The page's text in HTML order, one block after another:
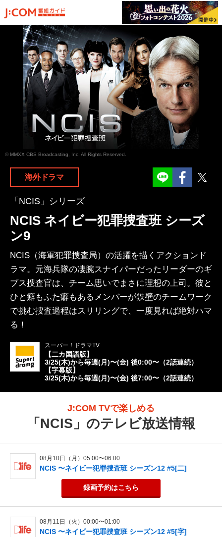
© MMXX CBS Broadcasting, Inc. All Rights Reserved.
海外ドラマ
「NCIS」シリーズ
NCIS ネイビー犯罪捜査班 シーズ
ン9
NCIS（海軍犯罪捜査局）の活躍を描くアクションド
ラマ。元海兵隊の凄腕スナイパーだったリーダーのギ
ブス捜査官は、チーム思いでまさに理想の上司。彼と
ひと癖もふた癖もあるメンバーが鉄壁のチームワーク
で挑む捜査過程はスリリングで、一度見れば絶対ハマ
る！
スーパー！ドラマTV
【二カ国語版】
3/25(木)から毎週(月)〜(金) 後0:00〜（2話連続）
【字幕版】
3/25(木)から毎週(月)〜(金) 後7:00〜（2話連続）
J:COM TVで楽しめる
「 NCIS 」のテレビ放送情報
08月10日（月）05:00〜06:00
NCIS 〜ネイビー犯罪捜査班 シーズン12 #5[二]
録画予約はこちら
08月11日（火）00:00〜01:00
NCIS 〜ネイビー犯罪捜査班 シーズン12 #5[字]